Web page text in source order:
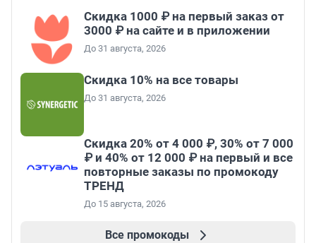
Скидка 1000 ₽ на первый заказ от
3000 ₽ на сайте и в приложении
До 31 августа, 2026
Скидка 10% на все товары
До 31 августа, 2026
Скидка 20% от 4 000 ₽, 30% от 7 000
₽ и 40% от 12 000 ₽ на первый и все
повторные заказы по промокоду
ТРЕНД
До 15 августа, 2026
Все промокоды